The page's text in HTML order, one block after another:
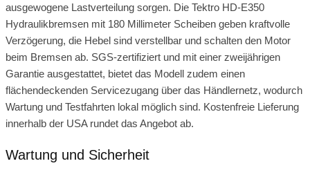
ausgewogene Lastverteilung sorgen. Die Tektro HD‑E350
Hydraulikbremsen mit 180 Millimeter Scheiben geben kraftvolle
Verzögerung, die Hebel sind verstellbar und schalten den Motor
beim Bremsen ab. SGS-zertifiziert und mit einer zweijährigen
Garantie ausgestattet, bietet das Modell zudem einen
flächendeckenden Servicezugang über das Händlernetz, wodurch
Wartung und Testfahrten lokal möglich sind. Kostenfreie Lieferung
innerhalb der USA rundet das Angebot ab.
Wartung und Sicherheit